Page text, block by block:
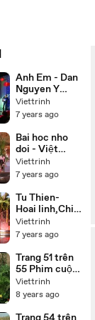
Anh Em - Dan
Nguyen Y
Phung
Viettrinh
7 years ago
Bai hoc nho
doi - Việt
Hương, Chí
Tài, Thúy Nga,
Viettrinh
7 years ago
Tu Thien-
Hoai linh,Chi
tai,Trung
Dan,Thuy
Viettrinh
7 years ago
Trang 51 trên
55 Phim cuộc
đời Đức Phật
Thích Ca
bộ 55 tập lồng
Viettrinh
8 years ago